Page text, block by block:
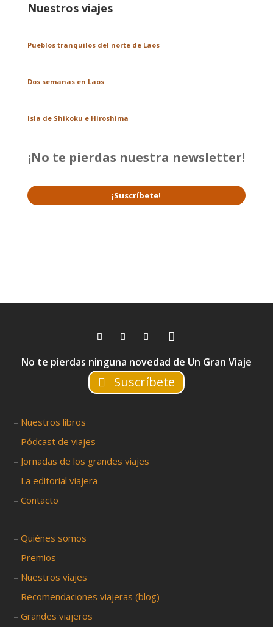
Nuestros viajes
Pueblos tranquilos del norte de Laos
Dos semanas en Laos
Isla de Shikoku e Hiroshima
¡No te pierdas nuestra newsletter!
¡Suscríbete!
No te pierdas ninguna novedad de Un Gran Viaje
Suscríbete
– Nuestros libros
– Pódcast de viajes
– Jornadas de los grandes viajes
– La editorial viajera
–Contacto
–Quiénes somos
– Premios
– Nuestros viajes
– Recomendaciones viajeras (blog)
–Grandes viajeros